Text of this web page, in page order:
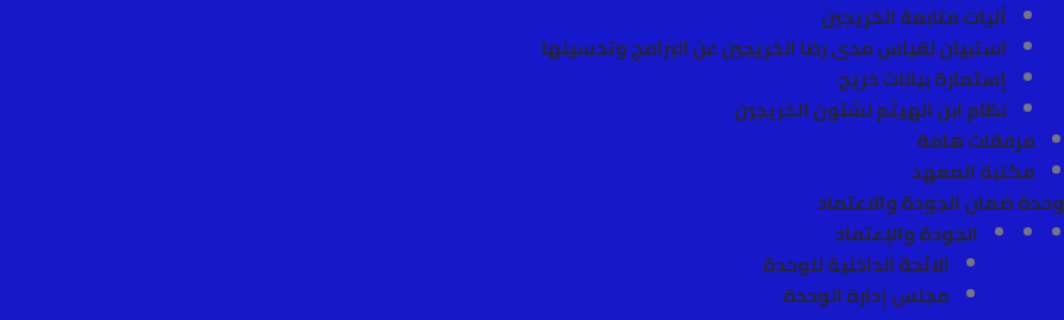
أليات متابعة الخريجين
استبيان لقياس مدى رضا الخريجين عن البرامج وتحسينها
إستمارة بيانات خريج
نظام ابن الهيثم لشئون الخريجين
مرفقات هامة
مكتبة المعهد
وحدة ضمان الجودة والاعتماد
الجودة والإعتماد
الائحة الداخلية للوحدة
مجلس إدارة الوحدة